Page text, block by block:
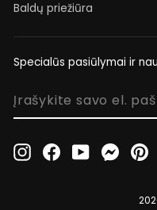
Baldų priežiūra
Specialūs pasiūlymai ir
ĮRAŠYKITE
PAŠTĄInstagramFacebookYouTube